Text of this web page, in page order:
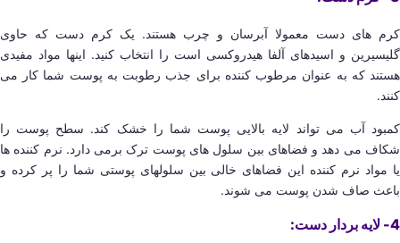
کرم های دست معمولا آبرسان و چرب هستند. یک کرم دست که حاوی
گلیسیرین و اسیدهای آلفا هیدروکسی است را انتخاب کنید. اینها مواد مفیدی
هستند که به عنوان مرطوب کننده برای جذب رطوبت به پوست شما کار می
کنند.
کمبود آب می تواند لایه بالایی پوست شما را خشک کند. سطح پوست را
شکاف می دهد و فضاهای بین سلول های پوست ترک برمی دارد. نرم کننده ها
یا مواد نرم کننده این فضاهای خالی بین سلولهای پوستی شما را پر کرده و
باعث صاف شدن پوست می شوند.
4- لایه بردار دست: